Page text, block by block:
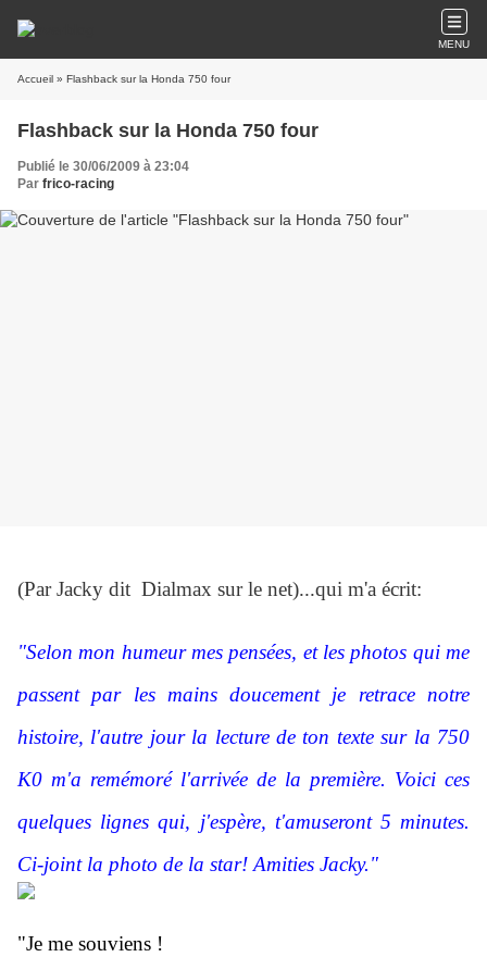
MENU
Accueil » Flashback sur la Honda 750 four
Flashback sur la Honda 750 four
Publié le 30/06/2009 à 23:04
Par frico-racing
(Par Jacky dit Dialmax sur le net)...qui m'a écrit:
"Selon mon humeur mes pensées, et les photos qui me
passent par les mains doucement je retrace notre
histoire, l'autre jour la lecture de ton texte sur la 750
K0 m'a remémoré l'arrivée de la première. Voici ces
quelques lignes qui, j'espère, t'amuseront 5 minutes.
Ci-joint la photo de la star! Amities Jacky."
"Je me souviens !